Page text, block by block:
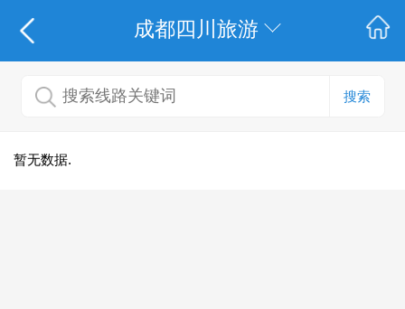
成都四川旅游
搜索
暂无数据.